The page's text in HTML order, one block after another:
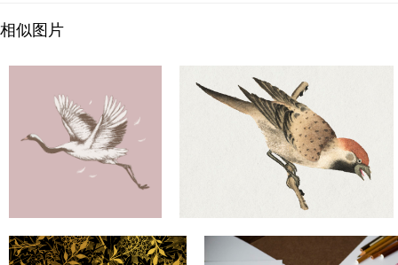
相似图片